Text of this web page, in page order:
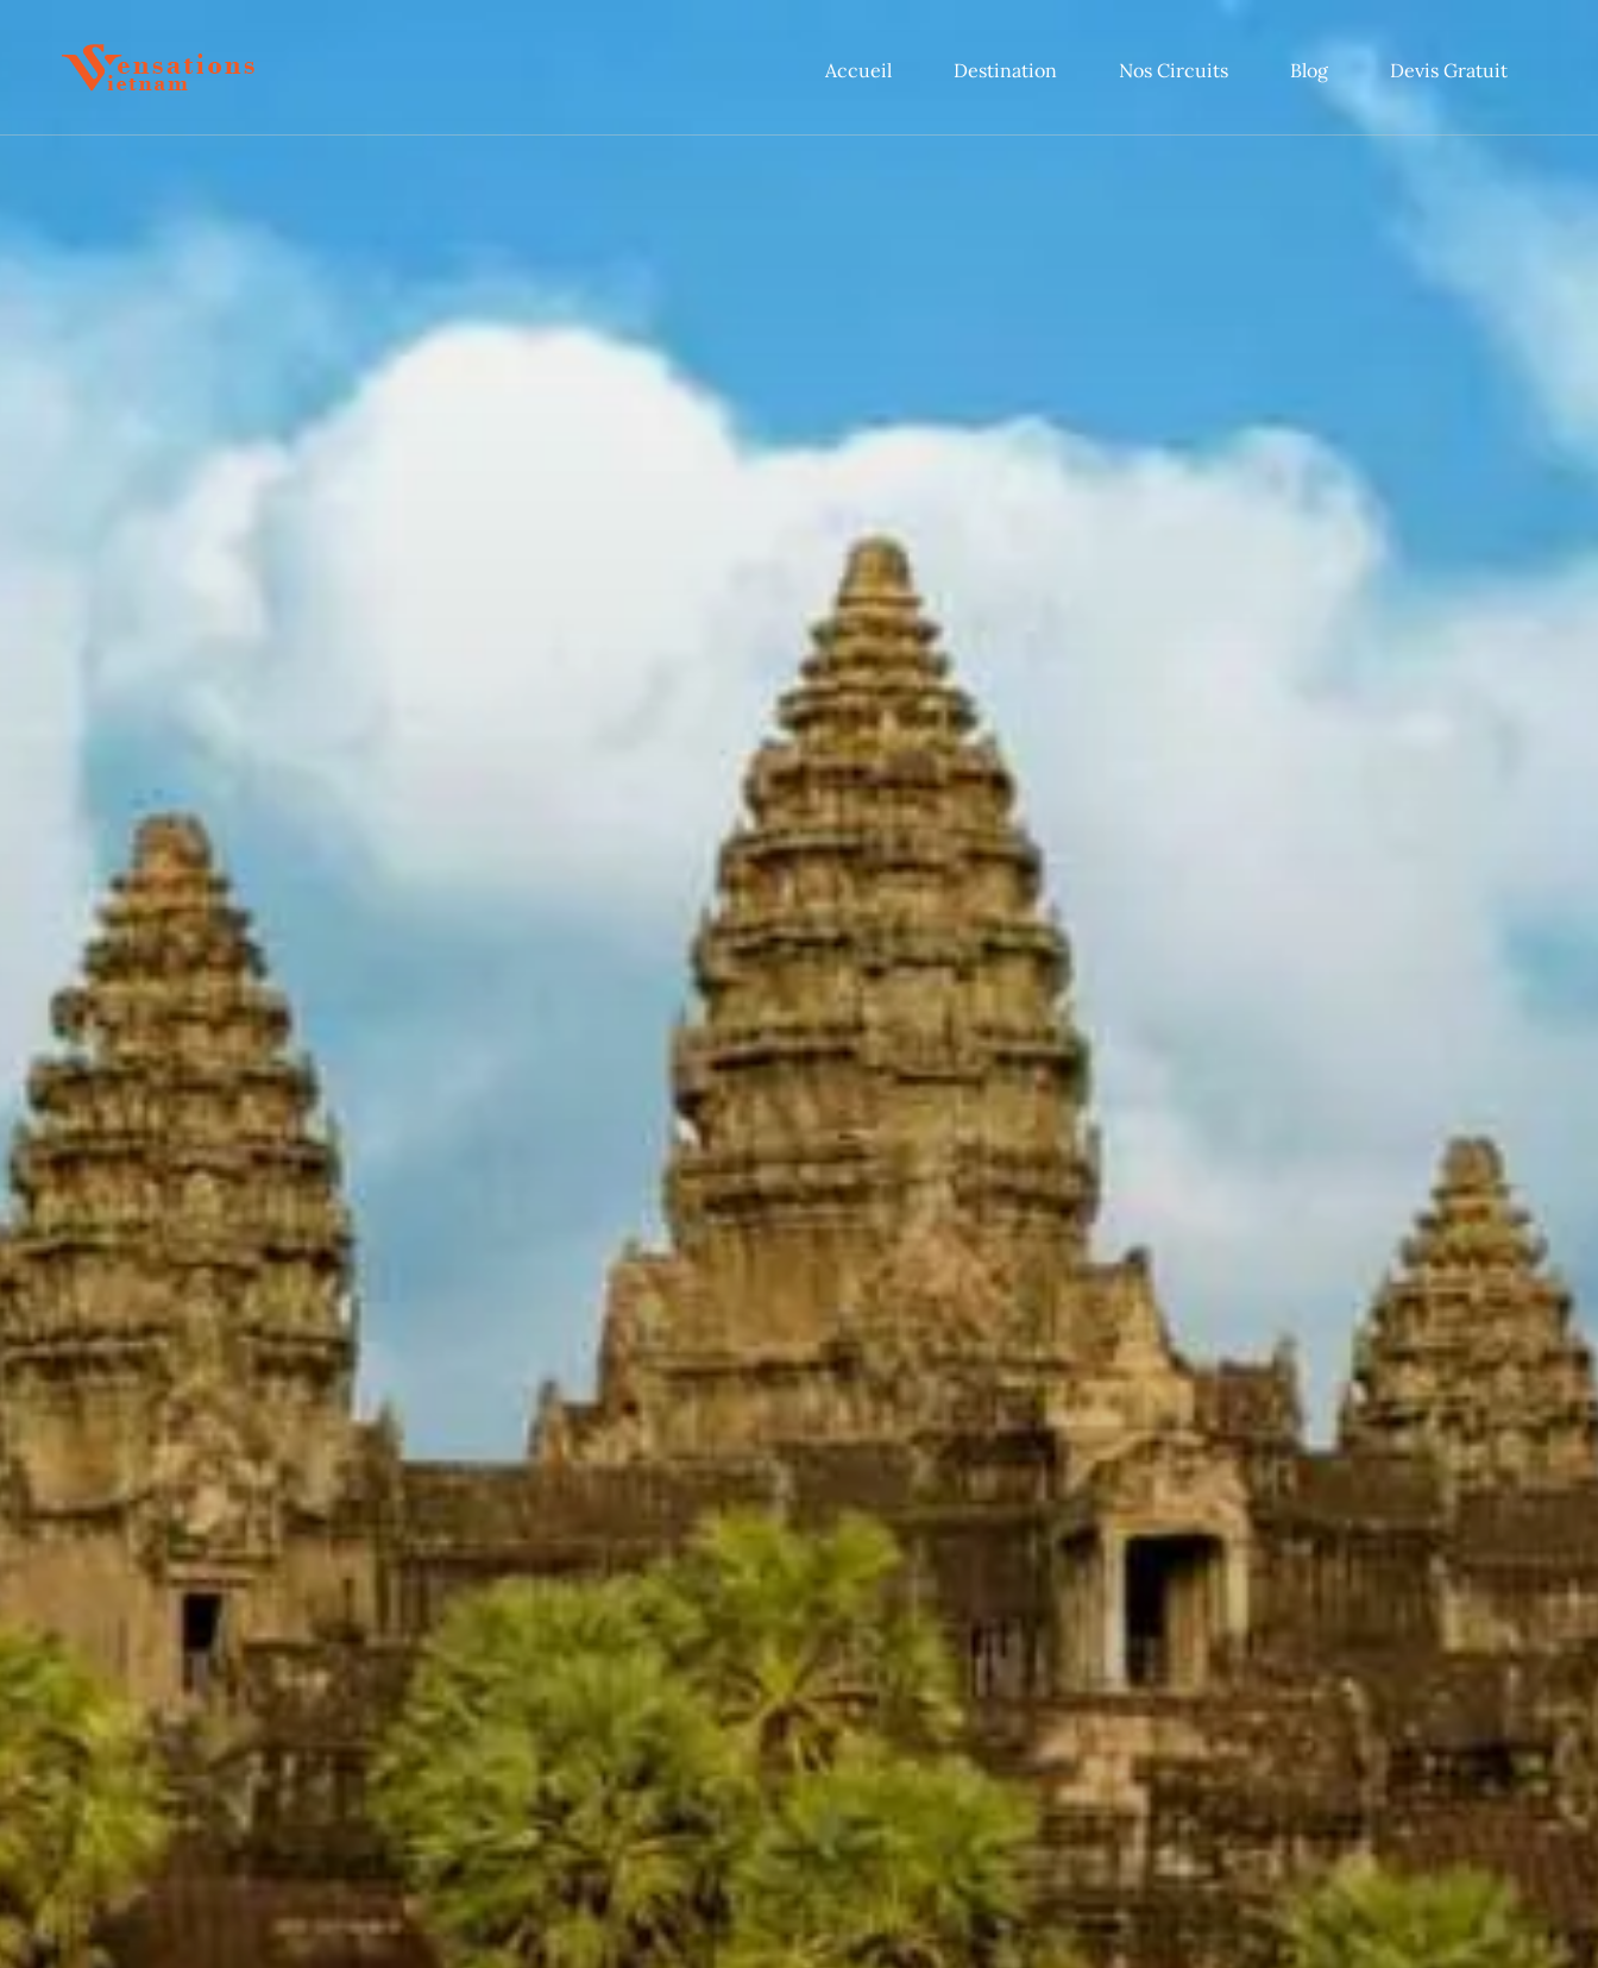
Accueil Destination Nos Circuits Blog Devis Gratuit